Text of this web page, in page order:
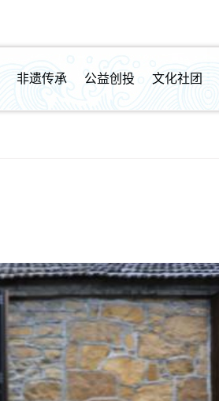
非遗传承 公益创投 文化社团